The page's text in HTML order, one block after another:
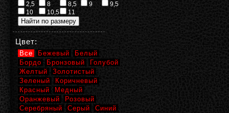
2,5
8 8,5 9
9,5
10
10,5 11
Цвет:
Все Бежевый
Белый
Бордо
Бронзовый
Голубой
Желтый
Золотистый
Зеленый
Коричневый
Красный
Медный
Оранжевый
Розовый
Серебряный
Серый
Синий